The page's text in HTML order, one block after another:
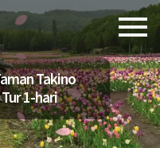
Takino
1-hari